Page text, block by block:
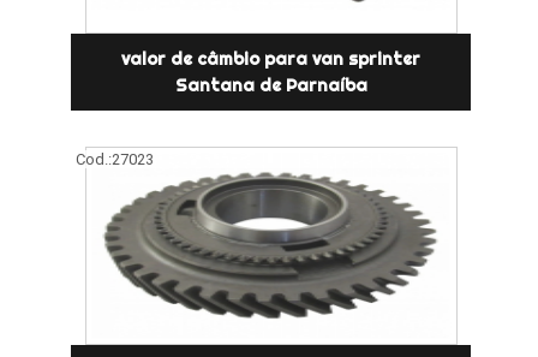
valor de câmbio para van sprinter
Santana de Parnaíba
Cod.:27023